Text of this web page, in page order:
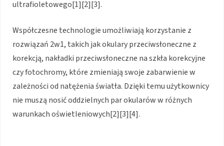
ultrafioletowego[1][2][3].
Współczesne technologie umożliwiają korzystanie z
rozwiązań 2w1, takich jak okulary przeciwsłoneczne z
korekcją, nakładki przeciwsłoneczne na szkła korekcyjne
czy fotochromy, które zmieniają swoje zabarwienie w
zależności od natężenia światła. Dzięki temu użytkownicy
nie muszą nosić oddzielnych par okularów w różnych
warunkach oświetleniowych[2][3][4].